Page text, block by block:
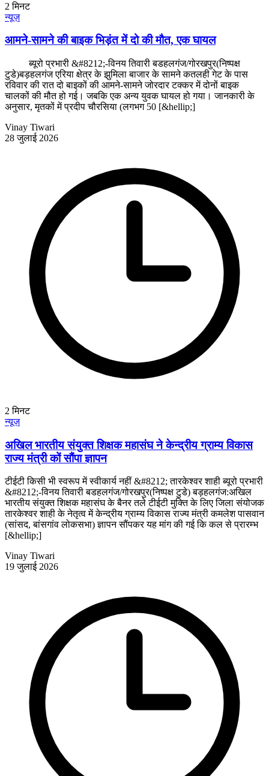
2 मिनट
न्यूज़
आमने-सामने की बाइक भिड़ंत में दो की मौत, एक घायल
ब्यूरो प्रभारी &#8212;-विनय तिवारी बडहलगंज/गोरखपुर(निष्पक्ष
टुडे)बड़हलगंज एरिया क्षेत्र के झुमिला बाजार के सामने कतलही गेट के पास
रविवार की रात दो बाइकों की आमने-सामने जोरदार टक्कर में दोनों बाइक
चालकों की मौत हो गई। जबकि एक अन्य युवक घायल हो गया। जानकारी के
अनुसार, मृतकों में प्रदीप चौरसिया (लगभग 50 [&hellip;]
Vinay Tiwari
28 जुलाई 2026
2 मिनट
न्यूज़
अखिल भारतीय संयुक्त शिक्षक महासंघ ने केन्द्रीय ग्राम्य विकास
राज्य मंत्री कों सौंपा ज्ञापन
टीईटी किसी भी स्वरूप में स्वीकार्य नहीं &#8212; तारकेश्वर शाही ब्यूरो प्रभारी
&#8212;-विनय तिवारी बडहलगंज/गोरखपुर(निष्पक्ष टुडे) बड़हलगंज:अखिल
भारतीय संयुक्त शिक्षक महासंघ के बैनर तले टीईटी मुक्ति के लिए जिला संयोजक
तारकेश्वर शाही के नेतृत्व में केन्द्रीय ग्राम्य विकास राज्य मंत्री कमलेश पासवान
(सांसद, बांसगांव लोकसभा) ज्ञापन सौंपकर यह मांग की गई कि कल से प्रारम्भ
[&hellip;]
Vinay Tiwari
19 जुलाई 2026